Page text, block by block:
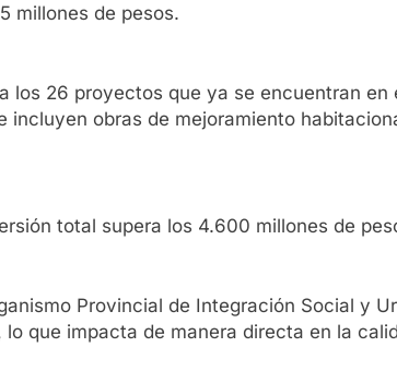
millones de pesos.
los 26 proyectos que ya se encuentran
incluyen obras de mejoramiento
total supera los 4.600 millones de
Provincial de Integración Social y
que impacta de manera directa en la